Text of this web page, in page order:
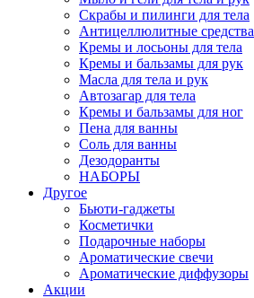
Скрабы и пилинги для тела
Антицеллюлитные средства
Кремы и лосьоны для тела
Кремы и бальзамы для рук
Масла для тела и рук
Автозагар для тела
Кремы и бальзамы для ног
Пена для ванны
Соль для ванны
Дезодоранты
НАБОРЫ
Другое
Бьюти-гаджеты
Косметички
Подарочные наборы
Ароматические свечи
Ароматические диффузоры
Акции